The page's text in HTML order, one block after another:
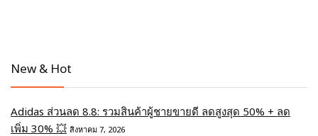
New & Hot
Adidas ส่วนลด 8.8: รวมสินค้าผู้ชายขายดี ลดสูงสุด 50% + ลด
เพิ่ม 30% 💥 สิงหาคม 7, 2026